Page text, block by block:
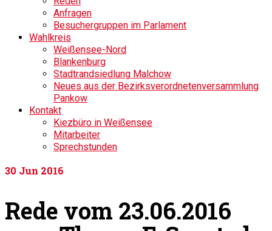
Anfragen
Besuchergruppen im Parlament
Wahlkreis
Weißensee-Nord
Blankenburg
Stadtrandsiedlung Malchow
Neues aus der Bezirksverordnetenversammlung
Pankow
Kontakt
Kiezbüro in Weißensee
Mitarbeiter
Sprechstunden
30 Jun 2016
Rede vom 23.06.2016